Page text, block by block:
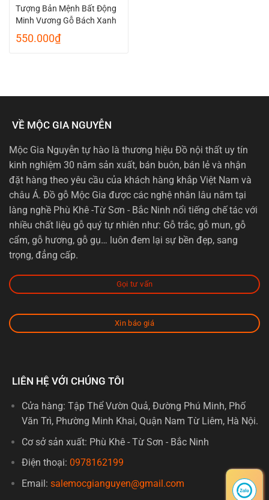
Tượng Bản Mệnh Bất Động
Minh Vương Gỗ Bách Xanh
550.000₫
VỀ MỘC GIA NGUYỄN
Mộc Gia Nguyễn tự hào là thương hiệu Đồ nội thất uy tín
kinh nghiệm 30 năm sản xuất, bán buôn, bán lẻ và nhận
đặt hàng theo yêu cầu của khách hàng khắp Việt Nam và
châu Á. Đồ gỗ Mộc Gia được các nghệ nhân lâu năm tại
làng nghề Phù Khê -Từ Sơn - Bắc Ninh nổi tiếng chế tác với
nhiều chất liệu gỗ quý tự nhiên như: Gỗ trắc, gỗ mun, gỗ
cẩm, gỗ hương, gỗ gụ… luôn đem lại sự bền đẹp, sang
trọng, đẳng cấp.
Gọi tư vấn
Xin báo giá
LIÊN HỆ VỚI CHÚNG TÔI
Cửa hàng: Tập Thể Vườn Quả, Đường Phú Minh, Phố
Văn Trì, Phường Minh Khai, Quận Nam Từ Liêm, Hà Nội.
Cơ sở sản xuất: Phù Khê - Từ Sơn - Bắc Ninh
Điện thoại: 0978162199
Email: salemocgianguyen@gmail.com